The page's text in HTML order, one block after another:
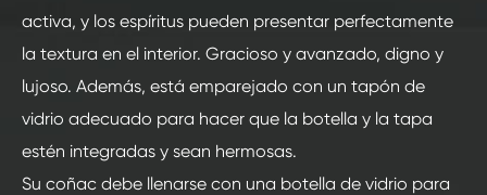
activa, y los espíritus pueden presentar perfectamente
la textura en el interior. Gracioso y avanzado, digno y
lujoso. Además, está emparejado con un tapón de
vidrio adecuado para hacer que la botella y la tapa
estén integradas y sean hermosas.
Su coñac debe llenarse con una botella de vidrio para